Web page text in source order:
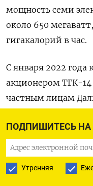
ПОДПИШИТЕСЬ
Утренняя
мощность семи
около 650
гигакалорий в час.
С января 2022
акционером ТГК-
частным лицам
Благосостояние.
Выручка
18,1% до 16,9